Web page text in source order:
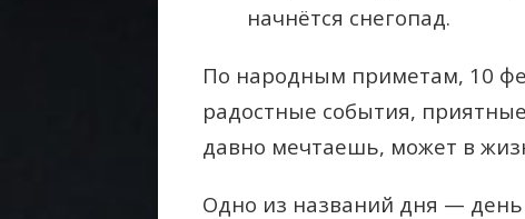
начнётся снегопад.
По народным приметам, 10
радостные события,
давно мечтаешь, может в
Одно из названий дня —